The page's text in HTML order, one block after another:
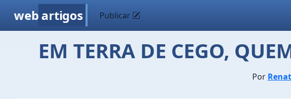
web artigos Publicar
EM TERRA DE CEGO,
Por